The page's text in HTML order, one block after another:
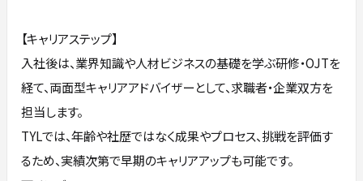
【キャリアステップ】
入社後は、業界知識や人材ビジネスの基礎を学ぶ研修・OJTを
経て、両面型キャリアアドバイザーとして、求職者・企業双方を
担当します。
TYLでは、年齢や社歴ではなく成果やプロセス、挑戦を評価す
るため、実績次第で早期のキャリアアップも可能です。